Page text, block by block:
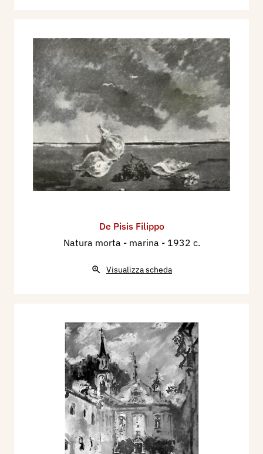
De Pisis Filippo
Natura morta - marina - 1932 c.
Visualizza scheda